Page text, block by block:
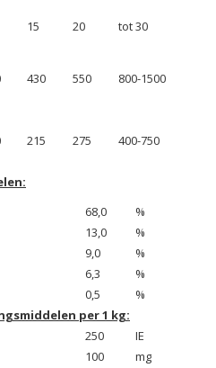
15 20
tot 30
430 550 800-1500
215 275 400-750
68,0
%
13,0
%
9,0
%
6,3
%
0,5
%
per 1 kg:
250
IE
100
mg